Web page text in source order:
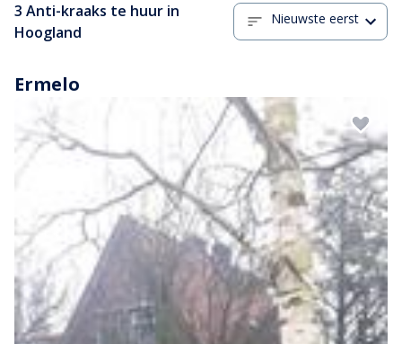
3 Anti-kraaks te huur in
Hoogland
Nieuwste eerst
Ermelo